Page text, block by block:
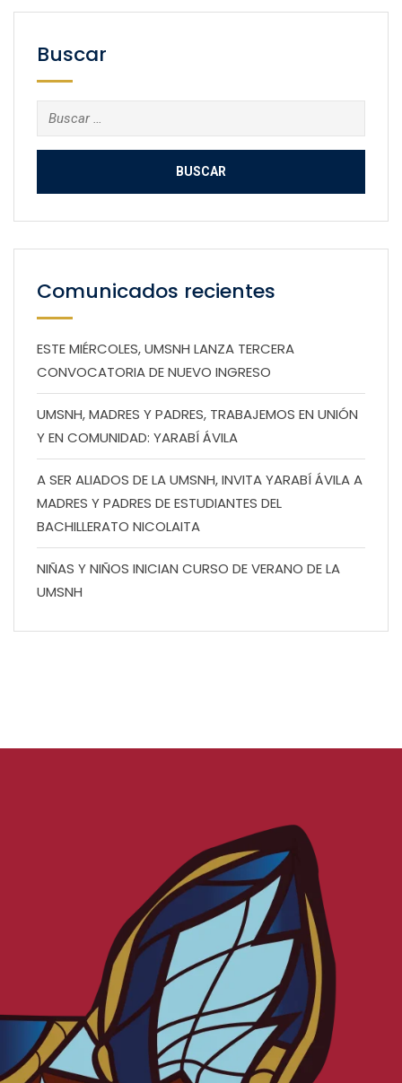
Buscar
Buscar:
Comunicados recientes
ESTE MIÉRCOLES, UMSNH LANZA TERCERA
CONVOCATORIA DE NUEVO INGRESO
UMSNH, MADRES Y PADRES, TRABAJEMOS EN UNIÓN
Y EN COMUNIDAD: YARABÍ ÁVILA
A SER ALIADOS DE LA UMSNH, INVITA YARABÍ ÁVILA A
MADRES Y PADRES DE ESTUDIANTES DEL
BACHILLERATO NICOLAITA
NIÑAS Y NIÑOS INICIAN CURSO DE VERANO DE LA
UMSNH